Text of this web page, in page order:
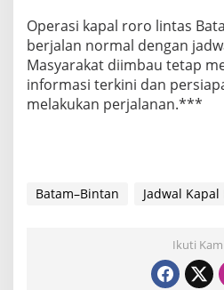
Operasi kapal roro lintas
berjalan normal dengan
Masyarakat diimbau tetap
informasi terkini dan
melakukan perjalanan.***
Batam–Bintan Jadwal Kapal
Ikuti Kami